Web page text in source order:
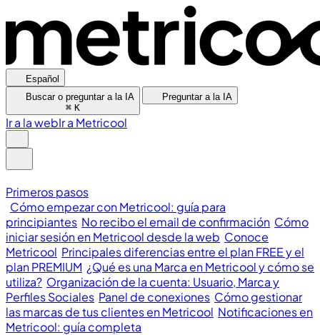
Español
Buscar o preguntar a la IA
⌘ K
Preguntar a la IA
Ir a la webIr a Metricool
Primeros pasos
Cómo empezar con Metricool: guía para
principiantes No recibo el email de confirmación Cómo
iniciar sesión en Metricool desde la web Conoce
Metricool Principales diferencias entre el plan FREE y el
plan PREMIUM ¿Qué es una Marca en Metricool y cómo se
utiliza? Organización de la cuenta: Usuario, Marca y
Perfiles Sociales Panel de conexiones Cómo gestionar
las marcas de tus clientes en Metricool Notificaciones en
Metricool: guía completa